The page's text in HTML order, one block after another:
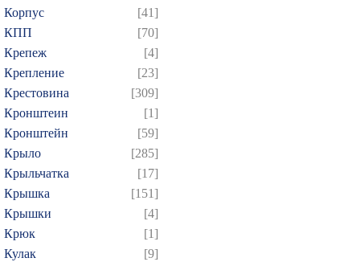
Корпус
[41]
КПП
[70]
Крепеж
[4]
Крепление
[23]
Крестовина
[309]
Кронштеин
[1]
Кронштейн
[59]
Крыло
[285]
Крыльчатка
[17]
Крышка
[151]
Крышки
[4]
Крюк
[1]
Кулак
[9]